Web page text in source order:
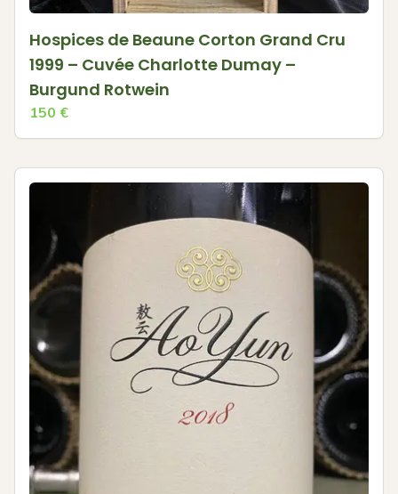
Hospices de Beaune Corton Grand Cru
1999 – Cuvée Charlotte Dumay –
Burgund Rotwein
150 €